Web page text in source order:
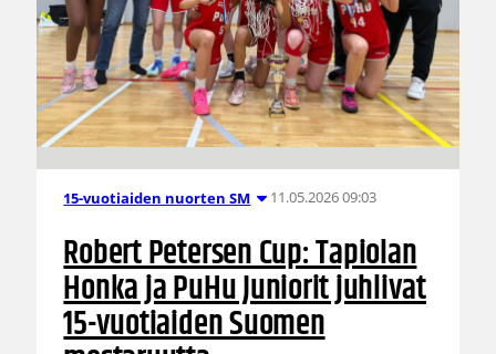
15-vuotiaiden nuorten SM 11.05.2026 09:03
Robert Petersen Cup: Tapiolan
Honka ja PuHu Juniorit juhlivat
15-vuotiaiden Suomen